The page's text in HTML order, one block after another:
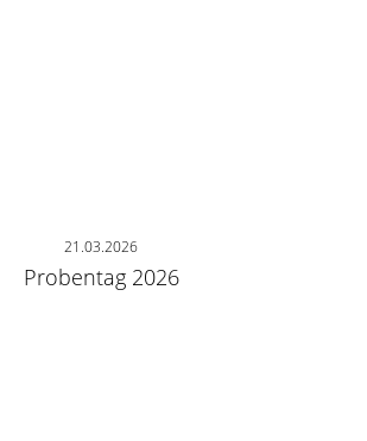
21.03.2026
Probentag 2026